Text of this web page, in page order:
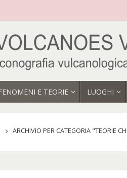
E TEORIE LUOGHI
ARCHIVIO PER CATEGORIA "TEORIE